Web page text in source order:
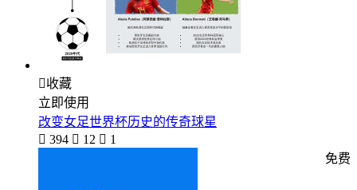
收藏
立即使用
改变女足世界杯历史的传奇球星
 394  12  1
免费